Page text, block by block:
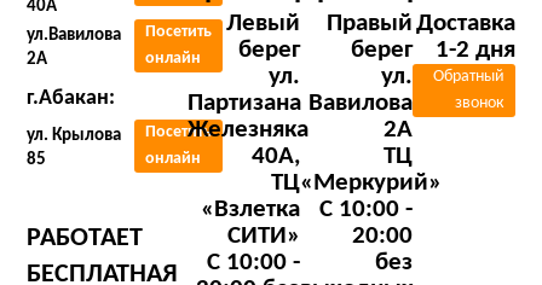
40А
ул.Вавилова
2А
Посетить
онлайн
г.Абакан:
ул. Крылова
85
Посетить
онлайн
РАБОТАЕТ
БЕСПЛАТНАЯ
Доставка
1-2 дня
Обратный
звонок
Правый
берег
ул.
Вавилова
2А
ТЦ
«Меркурий»
C 10:00 -
20:00
без
Левый
берег
ул.
Партизана
Железняка
40А,
ТЦ
«Взлетка
СИТИ»
C 10:00 -